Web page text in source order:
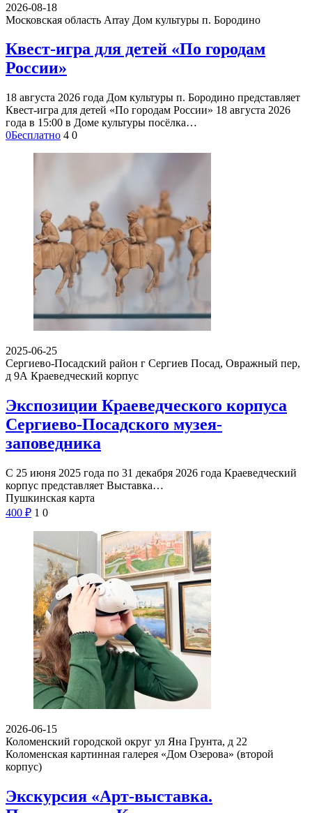
2026-08-18
Московская область Array Дом культуры п. Бородино
Квест-игра для детей «По городам
России»
18 августа 2026 года Дом культуры п. Бородино представляет
Квест-игра для детей «По городам России» 18 августа 2026
года в 15:00 в Доме культуры посёлка…
0Бесплатно 4 0
2025-06-25
Сергиево-Посадский район г Сергиев Посад, Овражный пер,
д 9А Краеведческий корпус
Экспозиции Краеведческого корпуса
Сергиево-Посадского музея-
заповедника
С 25 июня 2025 года по 31 декабря 2026 года Краеведческий
корпус представляет Выставка…
Пушкинская карта
400 ₽ 1 0
2026-06-15
Коломенский городской округ ул Яна Грунта, д 22
Коломенская картинная галерея «Дом Озерова» (второй
корпус)
Экскурсия «Арт-выставка.